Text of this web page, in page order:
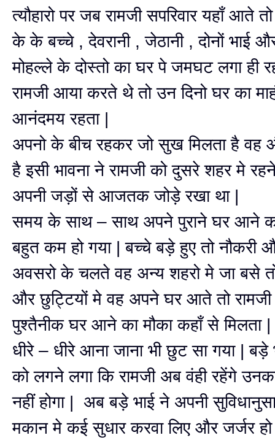
त्यौहारो पर जब रामजी सपरिवार यहाँ आते तो
के के बच्चे , देवरानी , जेठानी , दोनों भाई
मोहल्ले के दोस्तो का घर पे जमघट लगा ही
रामजी आया करते थे तो उन दिनो घर का
आनंदमय रहता |
अपनो के बीच रहकर जो सुख मिलता है वह
है इसी भावना ने रामजी को दुसरे शहर मे
अपनी जड़ों से आजतक जोड़े रखा था |
समय के साथ – साथ अपने पुराने घर आने
बहुत कम हो गया | बच्चे बड़े हुए तो नौकरी
अवसरो के चलते वह अन्य शहरो मे जा बसे तो
और छुट्टियों मे वह अपने घर आते तो
पुश्तैनीक घर आने का मौका कहाँ से मिलता |
धीरे – धीरे आना जाना भी छुट सा गया | बड़े
को लगने लगा कि रामजी अब वंही रहेंगे
नहीं होगा | अब बड़े भाई ने अपनी
मकान मे कई सुधार करवा लिए और जर्जर